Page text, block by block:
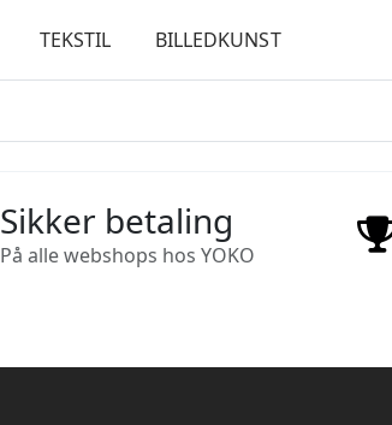
TEKSTIL BILLEDKUNST
Sikker betaling
På alle webshops hos YOKO